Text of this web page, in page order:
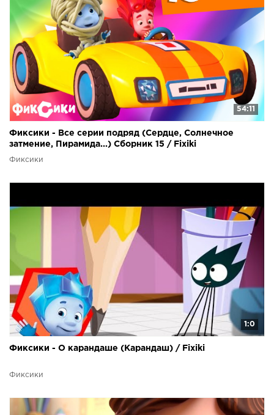
54:11
Фиксики - Все серии подряд (Сердце, Солнечное
затмение, Пирамида...) Сборник 15 / Fixiki
Фиксики
1:0
Фиксики - О карандаше (Карандаш) / Fixiki
Фиксики